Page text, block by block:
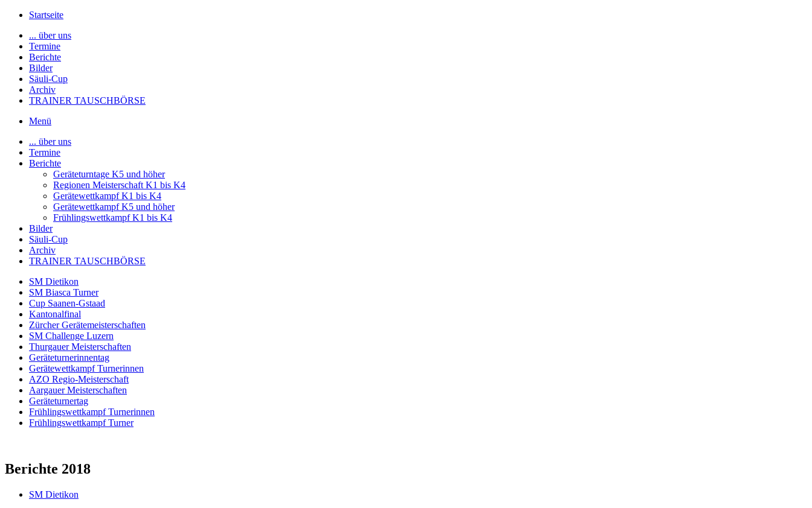
Startseite
... über uns
Termine
Berichte
Bilder
Säuli-Cup
Archiv
TRAINER TAUSCHBÖRSE
Menü
... über uns
Termine
Berichte
Geräteturntage K5 und höher
Regionen Meisterschaft K1 bis K4
Gerätewettkampf K1 bis K4
Gerätewettkampf K5 und höher
Frühlingswettkampf K1 bis K4
Bilder
Säuli-Cup
Archiv
TRAINER TAUSCHBÖRSE
SM Dietikon
SM Biasca Turner
Cup Saanen-Gstaad
Kantonalfinal
Zürcher Gerätemeisterschaften
SM Challenge Luzern
Thurgauer Meisterschaften
Geräteturnerinnentag
Gerätewettkampf Turnerinnen
AZO Regio-Meisterschaft
Aargauer Meisterschaften
Geräteturnertag
Frühlingswettkampf Turnerinnen
Frühlingswettkampf Turner
Berichte 2018
SM Dietikon